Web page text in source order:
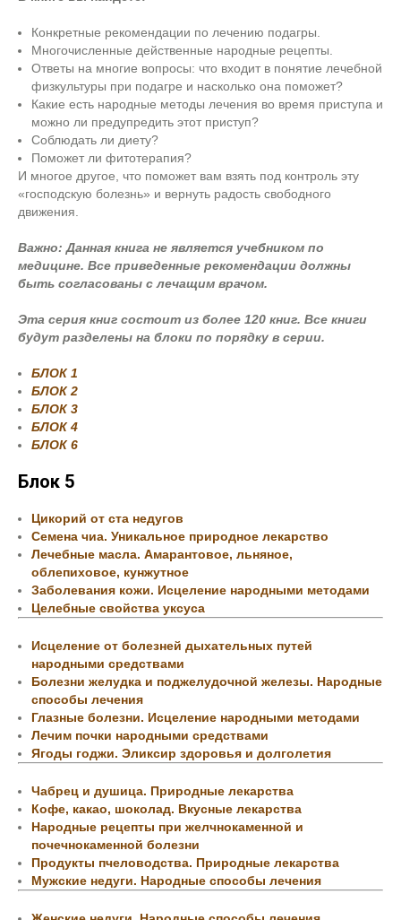
Конкретные рекомендации по лечению подагры.
Многочисленные действенные народные рецепты.
Ответы на многие вопросы: что входит в понятие лечебной
физкультуры при подагре и насколько она поможет?
Какие есть народные методы лечения во время приступа и
можно ли предупредить этот приступ?
Соблюдать ли диету?
Поможет ли фитотерапия?
И многое другое, что поможет вам взять под контроль эту
«господскую болезнь» и вернуть радость свободного
движения.
Важно: Данная книга не является учебником по
медицине. Все приведенные рекомендации должны
быть согласованы с лечащим врачом.
Эта серия книг состоит из более 120 книг. Все книги
будут разделены на блоки по порядку в серии.
БЛОК 1
БЛОК 2
БЛОК 3
БЛОК 4
БЛОК 6
Блок 5
Цикорий от ста недугов
Семена чиа. Уникальное природное лекарство
Лечебные масла. Амарантовое, льняное,
облепиховое, кунжутное
Заболевания кожи. Исцеление народными методами
Целебные свойства уксуса
Исцеление от болезней дыхательных путей
народными средствами
Болезни желудка и поджелудочной железы. Народные
способы лечения
Глазные болезни. Исцеление народными методами
Лечим почки народными средствами
Ягоды годжи. Эликсир здоровья и долголетия
Чабрец и душица. Природные лекарства
Кофе, какао, шоколад. Вкусные лекарства
Народные рецепты при желчнокаменной и
почечнокаменной болезни
Продукты пчеловодства. Природные лекарства
Мужские недуги. Народные способы лечения